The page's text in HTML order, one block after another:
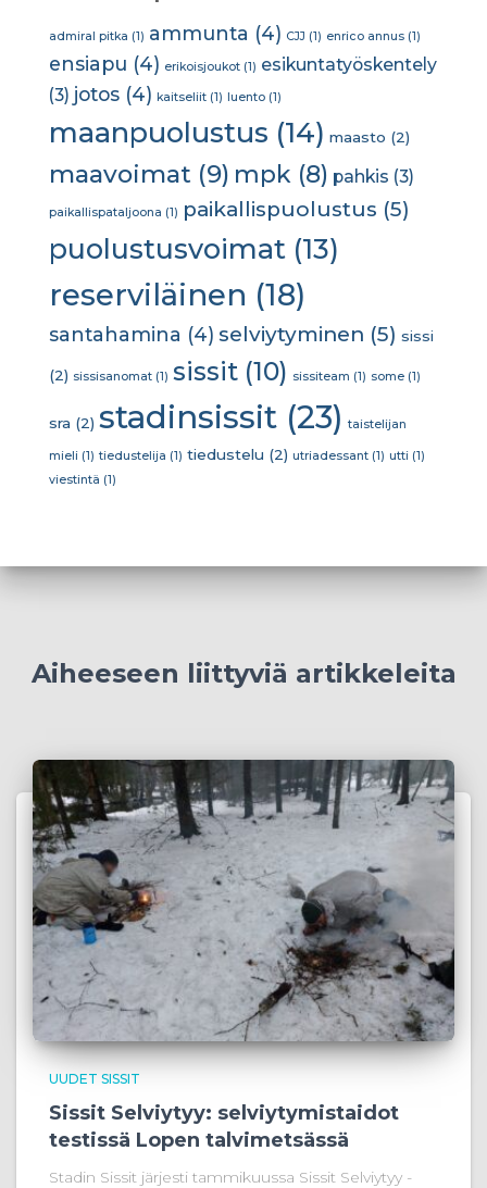
admiral pitka (1) ammunta (4) CJJ (1) enrico annus (1)
ensiapu (4) erikoisjoukot (1) esikuntatyöskentely
(3) jotos (4) kaitseliit (1) luento (1)
maanpuolustus (14) maasto (2)
maavoimat (9) mpk (8) pahkis (3)
paikallispataljoona (1) paikallispuolustus (5)
puolustusvoimat (13)
reserviläinen (18)
santahamina (4) selviytyminen (5) sissi
(2) sissisanomat (1) sissit (10) sissiteam (1) some (1)
sra (2) stadinsissit (23) taistelijan
mieli (1) tiedustelija (1) tiedustelu (2) utriadessant (1) utti (1)
viestintä (1)
Aiheeseen liittyviä artikkeleita
UUDET SISSIT
Sissit Selviytyy: selviytymistaidot
testissä Lopen talvimetsässä
Stadin Sissit järjesti tammikuussa Sissit Selviytyy -